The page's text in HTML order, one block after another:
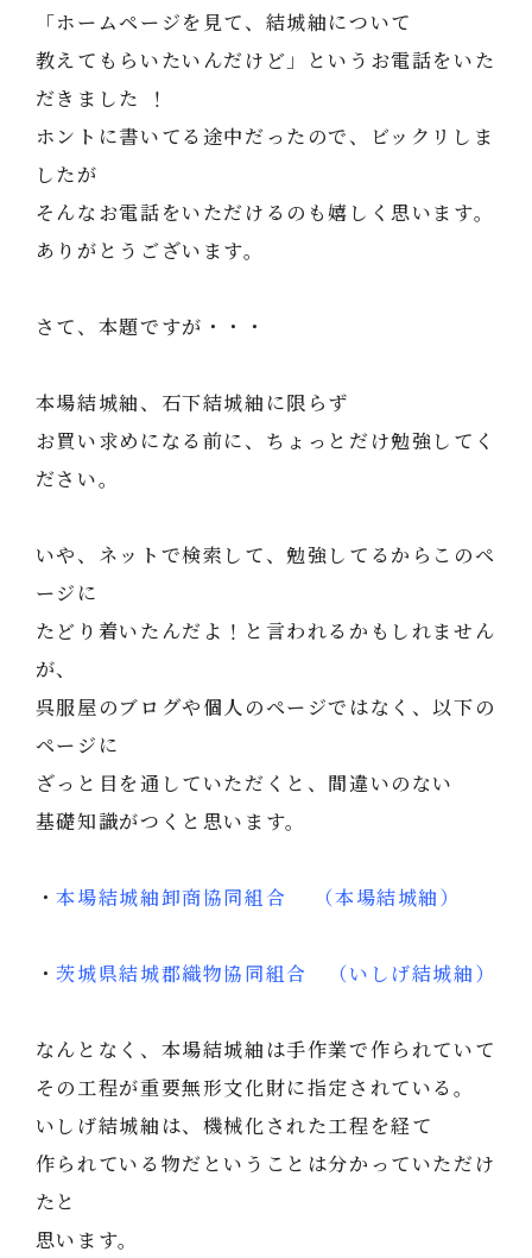
「ホームページを見て、結城紬について
教えてもらいたいんだけど」というお電話をいた
だきました ！
ホントに書いてる途中だったので、ビックリしま
したが
そんなお電話をいただけるのも嬉しく思います。
ありがとうございます。
さて、本題ですが・・・
本場結城紬、石下結城紬に限らず
お買い求めになる前に、ちょっとだけ勉強してく
ださい。
いや、ネットで検索して、勉強してるからこのペ
ージに
たどり着いたんだよ！と言われるかもしれません
が、
呉服屋のブログや個人のページではなく、以下の
ページに
ざっと目を通していただくと、間違いのない
基礎知識がつくと思います。
・本場結城紬卸商協同組合 （本場結城紬）
・茨城県結城郡織物協同組合 （いしげ結城紬）
なんとなく、本場結城紬は手作業で作られていて
その工程が重要無形文化財に指定されている。
いしげ結城紬は、機械化された工程を経て
作られている物だということは分かっていただけ
たと
思います。